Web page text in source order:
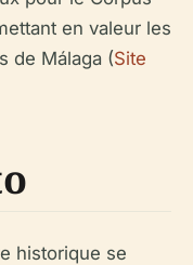
en valeur les
de Málaga (Site
historique se